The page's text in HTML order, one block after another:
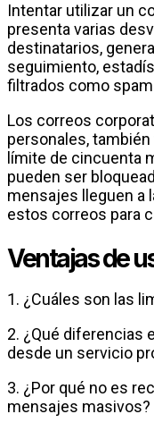
Intentar utilizar un
presenta varias
destinatarios,
seguimiento,
filtrados como
Los correos
personales,
límite de cincuenta
pueden ser
mensajes lleguen a
estos correos para
Ventajas de
1. ¿Cuáles son las
2. ¿Qué diferencias
desde un servicio
3. ¿Por qué no es
mensajes masivos?